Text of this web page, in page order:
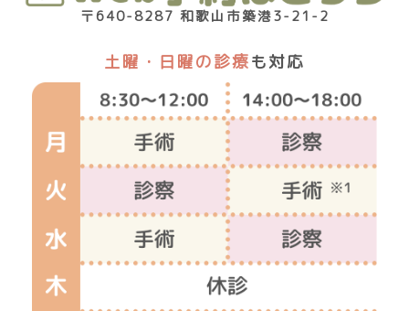
〒640-8287 和歌山市築港3-21-2
土曜・日曜の診療も対応